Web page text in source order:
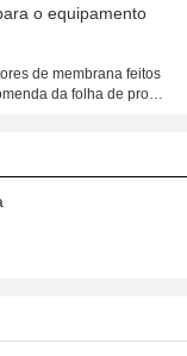
de membrana feitos
da folha de prova